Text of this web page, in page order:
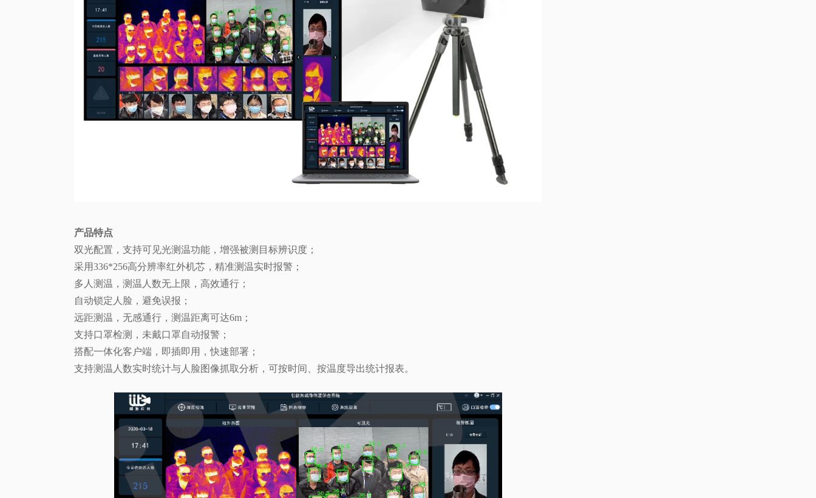
产品特点
双光配置，支持可见光测温功能，增强被测目标辨识度；
采用336*256高分辨率红外机芯，精准测温实时报警；
多人测温，测温人数无上限，高效通行；
自动锁定人脸，避免误报；
远距测温，无感通行，测温距离可达6m；
支持口罩检测，未戴口罩自动报警；
搭配一体化客户端，即插即用，快速部署；
支持测温人数实时统计与人脸图像抓取分析，可按时间、按温度导出统计报表。